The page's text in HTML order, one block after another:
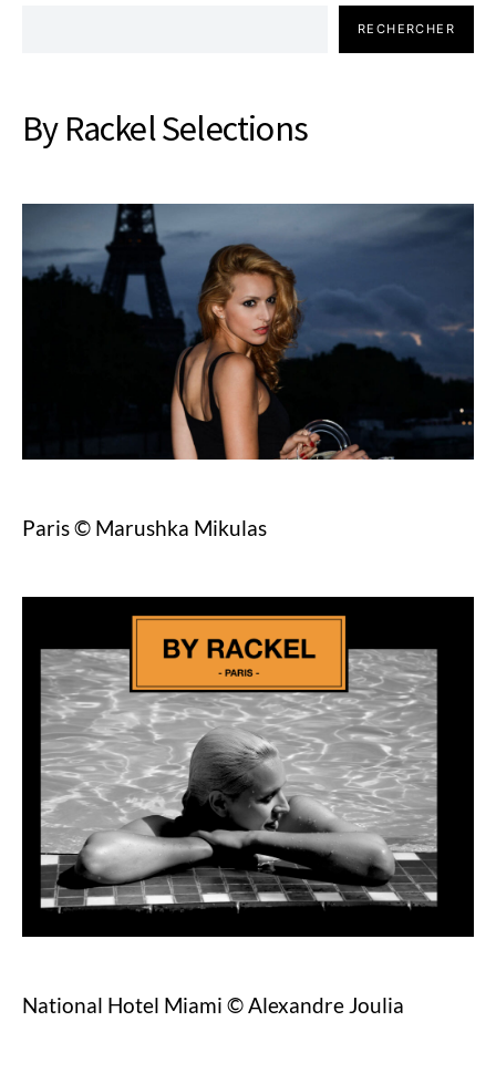
RECHERCHER
By Rackel Selections
Paris © Marushka Mikulas
National Hotel Miami © Alexandre Joulia